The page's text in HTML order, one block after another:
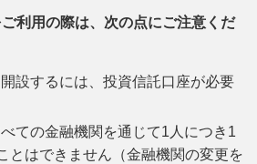
ご利用の際は、次の点にご注意くだ
設するには、投資信託口座が必要
ての金融機関を通じて1人につき1
とはできません（金融機関の変更を